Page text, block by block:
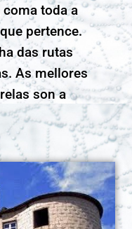
toda a
pertence.
das rutas
As mellores
son a